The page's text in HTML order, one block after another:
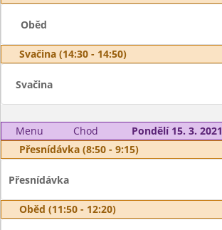
Oběd
Svačina (14:30 - 14:50)
Svačina
Menu Chod
Pondělí 15. 3. 2021
Přesnídávka (8:50 - 9:15)
Přesnídávka
Oběd (11:50 - 12:20)